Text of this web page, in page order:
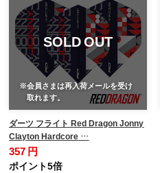
SOLD OUT
※会員さまは再入荷メールを受け
取れます。
ダーツ フライト Red Dragon Jonny
Clayton Hardcore …
357 円
ポイント5倍